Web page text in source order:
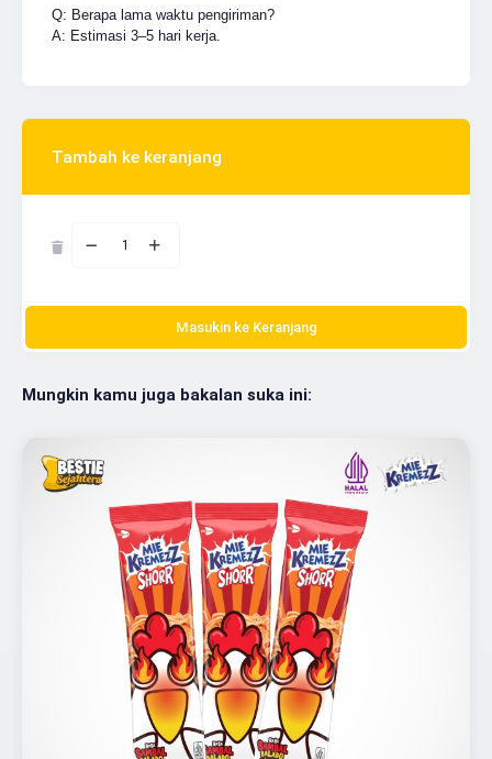
Q: Berapa lama waktu pengiriman?
A: Estimasi 3–5 hari kerja.
Tambah ke keranjang
1
Masukin ke Keranjang
Mungkin kamu juga bakalan suka ini: